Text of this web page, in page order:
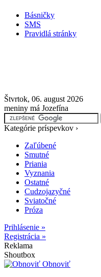
Básničky
SMS
Pravidlá stránky
Štvrtok, 06. august 2026
meniny má Jozefína
Kategórie príspevkov ›
Zaľúbené
Smutné
Priania
Vyznania
Ostatné
Cudzojazyčné
Sviatočné
Próza
Prihlásenie »
Registrácia »
Reklama
Shoutbox
Obnoviť